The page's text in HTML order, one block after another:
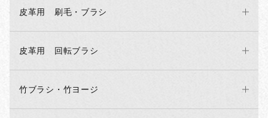
皮革用 刷毛・ブラシ
皮革用 回転ブラシ
竹ブラシ・竹ヨージ